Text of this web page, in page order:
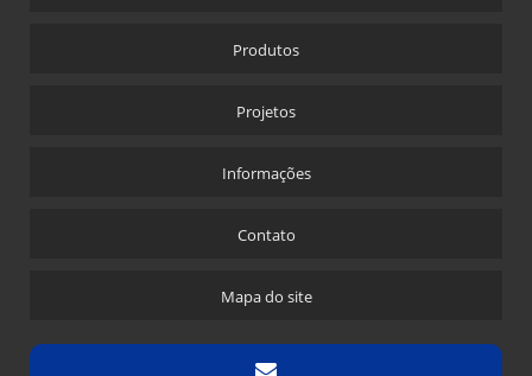
Produtos
Projetos
Informações
Contato
Mapa do site